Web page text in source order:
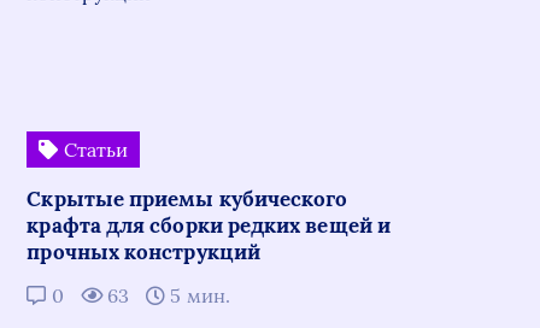
Статьи
Скрытые приемы кубического
крафта для сборки редких вещей и
прочных конструкций
0 63 5 мин.